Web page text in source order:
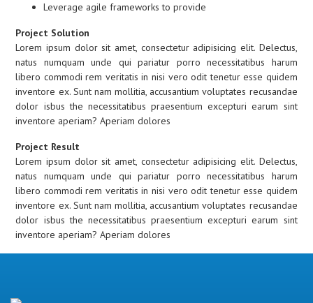
Leverage agile frameworks to provide
Project Solution
Lorem ipsum dolor sit amet, consectetur adipisicing elit. Delectus,
natus numquam unde qui pariatur porro necessitatibus harum
libero commodi rem veritatis in nisi vero odit tenetur esse quidem
inventore ex. Sunt nam mollitia, accusantium voluptates recusandae
dolor isbus the necessitatibus praesentium excepturi earum sint
inventore aperiam? Aperiam dolores
Project Result
Lorem ipsum dolor sit amet, consectetur adipisicing elit. Delectus,
natus numquam unde qui pariatur porro necessitatibus harum
libero commodi rem veritatis in nisi vero odit tenetur esse quidem
inventore ex. Sunt nam mollitia, accusantium voluptates recusandae
dolor isbus the necessitatibus praesentium excepturi earum sint
inventore aperiam? Aperiam dolores